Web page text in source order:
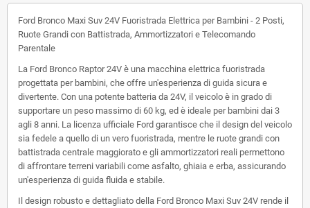
Ford Bronco Maxi Suv 24V Fuoristrada Elettrica per Bambini - 2 Posti,
Ruote Grandi con Battistrada, Ammortizzatori e Telecomando
Parentale
La Ford Bronco Raptor 24V è una macchina elettrica fuoristrada
progettata per bambini, che offre un'esperienza di guida sicura e
divertente. Con una potente batteria da 24V, il veicolo è in grado di
supportare un peso massimo di 60 kg, ed è ideale per bambini dai 3
agli 8 anni. La licenza ufficiale Ford garantisce che il design del veicolo
sia fedele a quello di un vero fuoristrada, mentre le ruote grandi con
battistrada centrale maggiorato e gli ammortizzatori reali permettono
di affrontare terreni variabili come asfalto, ghiaia e erba, assicurando
un'esperienza di guida fluida e stabile.
Il design robusto e dettagliato della Ford Bronco Maxi Suv 24V rende il